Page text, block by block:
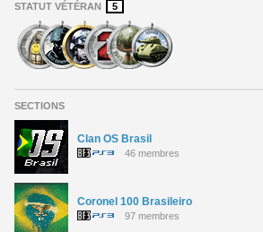
STATUT VÉTÉRAN 5
SECTIONS
Clan OS Brasil
46 membres
Coronel 100 Brasileiro
97 membres